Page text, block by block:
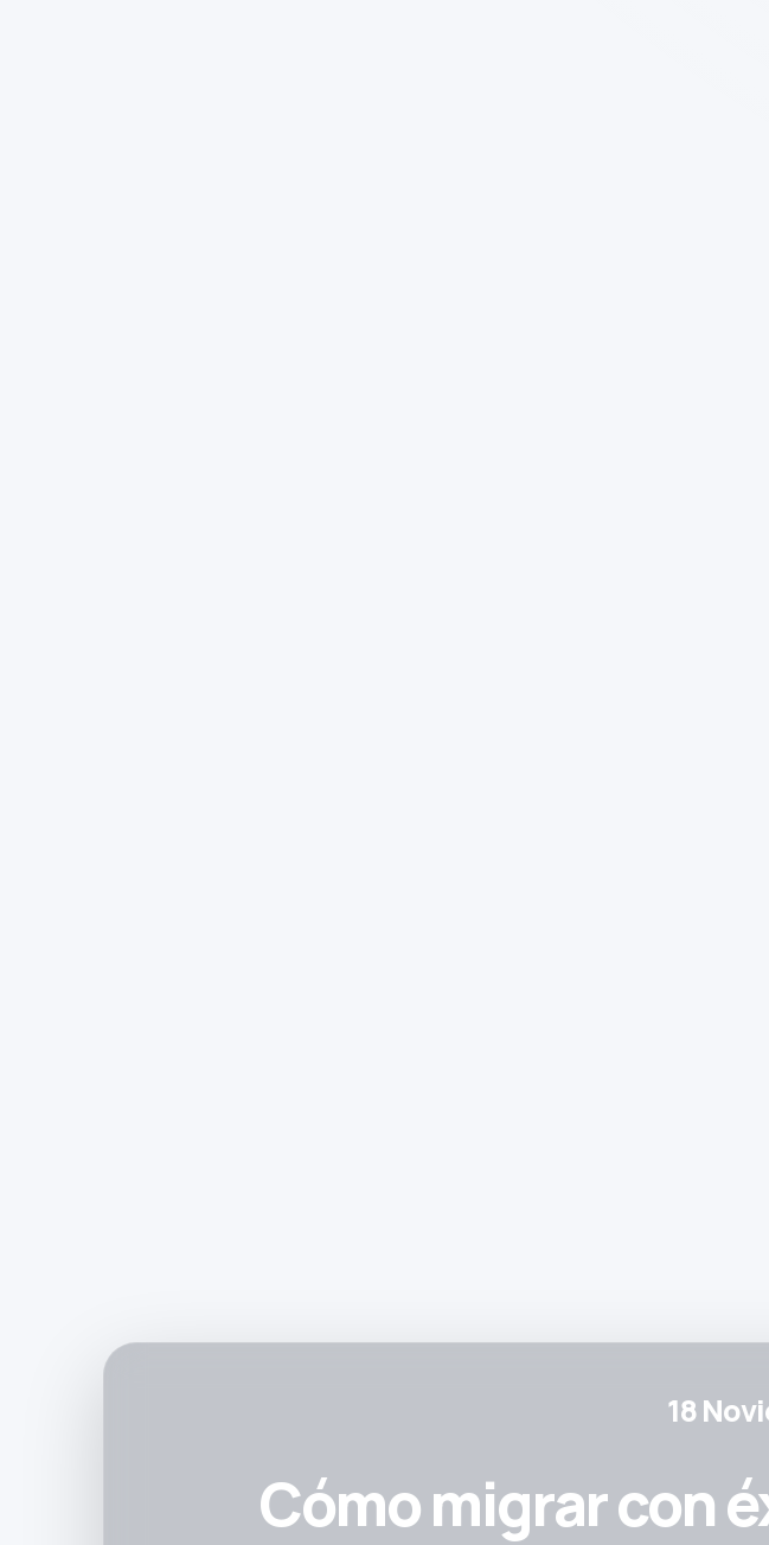
18
Cómo migrar con